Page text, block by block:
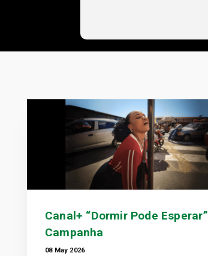
Canal+ “Dormir Pode Esperar”
Campanha
08 May 2026